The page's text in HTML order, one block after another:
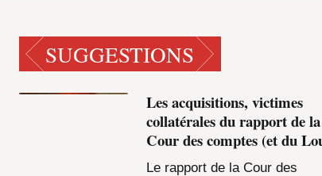
SUGGESTIONS
Les acquisitions, victimes
collatérales du rapport de la
Cour des comptes (et du
Le rapport de la Cour des